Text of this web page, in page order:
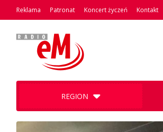
Reklama Patronat Koncert życzeń Kontakt
REGION